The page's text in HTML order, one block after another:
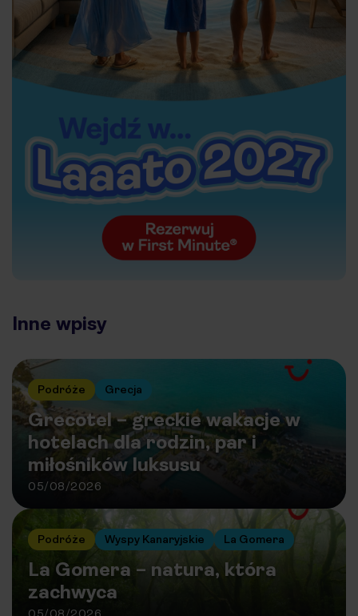
Inne wpisy
Podróże Grecja
Grecotel – greckie wakacje w
hotelach dla rodzin, par i
miłośników luksusu
05/08/2026
Podróże Wyspy Kanaryjskie La Gomera
La Gomera – natura, która
zachwyca